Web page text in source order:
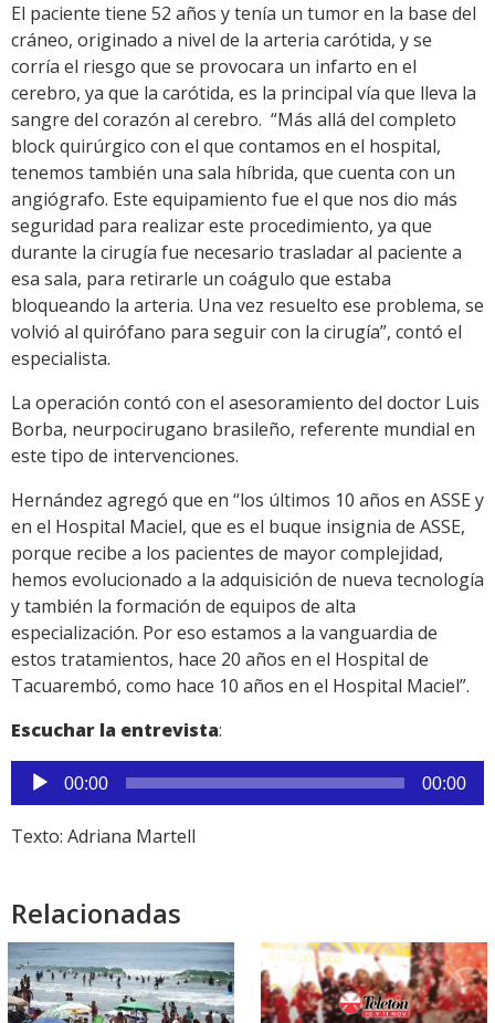
El paciente tiene 52 años y tenía un tumor en la base del
cráneo, originado a nivel de la arteria carótida, y se
corría el riesgo que se provocara un infarto en el
cerebro, ya que la carótida, es la principal vía que lleva la
sangre del corazón al cerebro. “Más allá del completo
block quirúrgico con el que contamos en el hospital,
tenemos también una sala híbrida, que cuenta con un
angiógrafo. Este equipamiento fue el que nos dio más
seguridad para realizar este procedimiento, ya que
durante la cirugía fue necesario trasladar al paciente a
esa sala, para retirarle un coágulo que estaba
bloqueando la arteria. Una vez resuelto ese problema, se
volvió al quirófano para seguir con la cirugía”, contó el
especialista.
La operación contó con el asesoramiento del doctor Luis
Borba, neurpocirugano brasileño, referente mundial en
este tipo de intervenciones.
Hernández agregó que en “los últimos 10 años en ASSE y
en el Hospital Maciel, que es el buque insignia de ASSE,
porque recibe a los pacientes de mayor complejidad,
hemos evolucionado a la adquisición de nueva tecnología
y también la formación de equipos de alta
especialización. Por eso estamos a la vanguardia de
estos tratamientos, hace 20 años en el Hospital de
Tacuarembó, como hace 10 años en el Hospital Maciel”.
Escuchar la entrevista:
Reproductor
de
audio
00:00 00:00
Texto: Adriana Martell
Relacionadas